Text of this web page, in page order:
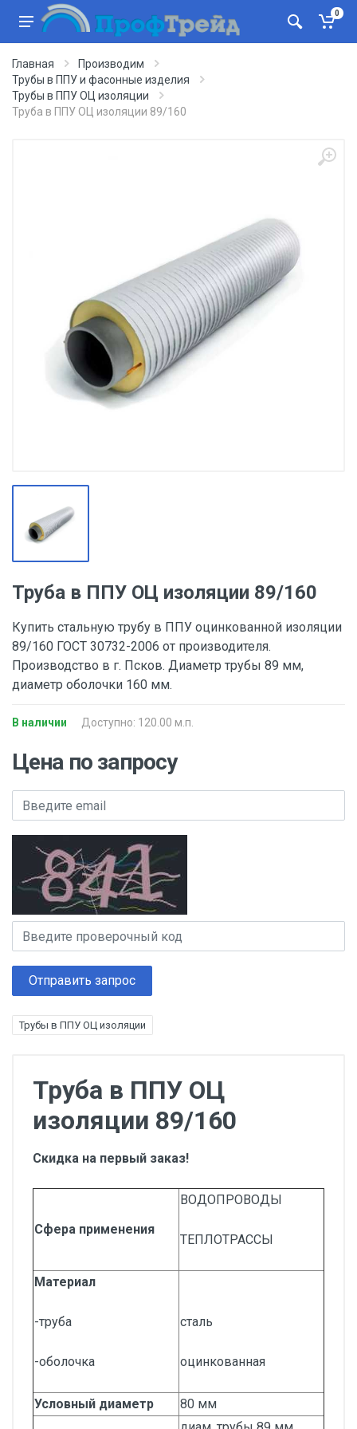
0
Главная
Производим
Трубы в ППУ и фасонные изделия
Трубы в ППУ ОЦ изоляции
Труба в ППУ ОЦ изоляции 89/160
Труба в ППУ ОЦ изоляции 89/160
Купить стальную трубу в ППУ оцинкованной изоляции
89/160 ГОСТ 30732-2006 от производителя.
Производство в г. Псков. Диаметр трубы 89 мм,
диаметр оболочки 160 мм.
В наличии Доступно: 120.00 м.п.
Цена по запросу
Отправить запрос
Трубы в ППУ ОЦ изоляции
Труба в ППУ ОЦ
изоляции 89/160
Скидка на первый заказ!
Сфера применения
ВОДОПРОВОДЫ
ТЕПЛОТРАССЫ
Материал
-труба
-оболочка
сталь
оцинкованная
Условный диаметр
80 мм